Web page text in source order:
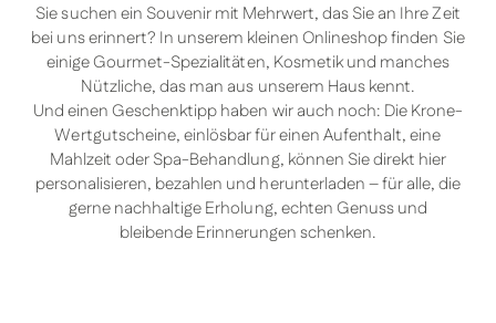
Sie suchen ein Souvenir mit Mehrwert, das Sie an Ihre Zeit
bei uns erinnert? In unserem kleinen Onlineshop finden Sie
einige Gourmet-Spezialitäten, Kosmetik und manches
Nützliche, das man aus unserem Haus kennt.
Und einen Geschenktipp haben wir auch noch: Die Krone-
Wertgutscheine, einlösbar für einen Aufenthalt, eine
Mahlzeit oder Spa-Behandlung, können Sie direkt hier
personalisieren, bezahlen und herunterladen – für alle, die
gerne nachhaltige Erholung, echten Genuss und
bleibende Erinnerungen schenken.